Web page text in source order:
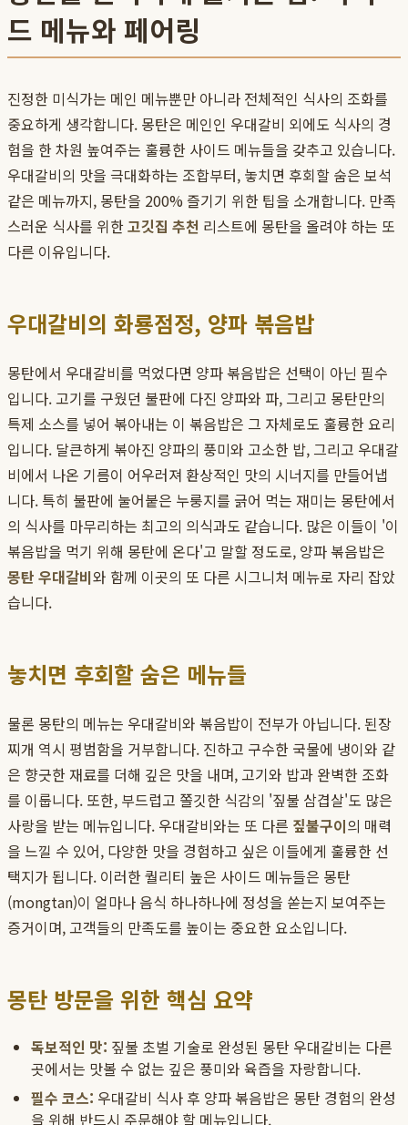
드 메뉴와 페어링
진정한 미식가는 메인 메뉴뿐만 아니라 전체적인 식사의 조화를
중요하게 생각합니다. 몽탄은 메인인 우대갈비 외에도 식사의 경
험을 한 차원 높여주는 훌륭한 사이드 메뉴들을 갖추고 있습니다.
우대갈비의 맛을 극대화하는 조합부터, 놓치면 후회할 숨은 보석
같은 메뉴까지, 몽탄을 200% 즐기기 위한 팁을 소개합니다. 만족
스러운 식사를 위한고깃집 추천 리스트에 몽탄을 올려야 하는 또
다른 이유입니다.
우대갈비의 화룡점정, 양파 볶음밥
몽탄에서 우대갈비를 먹었다면 양파 볶음밥은 선택이 아닌 필수
입니다. 고기를 구웠던 불판에 다진 양파와 파, 그리고 몽탄만의
특제 소스를 넣어 볶아내는 이 볶음밥은 그 자체로도 훌륭한 요리
입니다. 달큰하게 볶아진 양파의 풍미와 고소한 밥, 그리고 우대갈
비에서 나온 기름이 어우러져 환상적인 맛의 시너지를 만들어냅
니다. 특히 불판에 눌어붙은 누룽지를 긁어 먹는 재미는 몽탄에서
의 식사를 마무리하는 최고의 의식과도 같습니다. 많은 이들이 '이
볶음밥을 먹기 위해 몽탄에 온다'고 말할 정도로, 양파 볶음밥은
몽탄 우대갈비와 함께 이곳의 또 다른 시그니처 메뉴로 자리 잡았
습니다.
놓치면 후회할 숨은 메뉴들
물론 몽탄의 메뉴는 우대갈비와 볶음밥이 전부가 아닙니다. 된장
찌개 역시 평범함을 거부합니다. 진하고 구수한 국물에 냉이와 같
은 향긋한 재료를 더해 깊은 맛을 내며, 고기와 밥과 완벽한 조화
를 이룹니다. 또한, 부드럽고 쫄깃한 식감의 '짚불 삼겹살'도 많은
사랑을 받는 메뉴입니다. 우대갈비와는 또 다른 짚불구이의 매력
을 느낄 수 있어, 다양한 맛을 경험하고 싶은 이들에게 훌륭한 선
택지가 됩니다. 이러한 퀄리티 높은 사이드 메뉴들은 몽탄
(mongtan)이 얼마나 음식 하나하나에 정성을 쏟는지 보여주는
증거이며, 고객들의 만족도를 높이는 중요한 요소입니다.
몽탄 방문을 위한 핵심 요약
독보적인 맛: 짚불 초벌 기술로 완성된 몽탄 우대갈비는 다른
곳에서는 맛볼 수 없는 깊은 풍미와 육즙을 자랑합니다.
필수 코스: 우대갈비 식사 후 양파 볶음밥은 몽탄 경험의 완성
을 위해 반드시 주문해야 할 메뉴입니다.